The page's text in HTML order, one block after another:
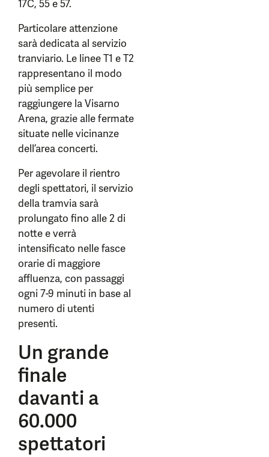
17C, 55 e 57.
Particolare attenzione
sarà dedicata al servizio
tranviario. Le linee T1 e T2
rappresentano il modo
più semplice per
raggiungere la Visarno
Arena, grazie alle fermate
situate nelle vicinanze
dell’area concerti.
Per agevolare il rientro
degli spettatori, il servizio
della tramvia sarà
prolungato fino alle 2 di
notte e verrà
intensificato nelle fasce
orarie di maggiore
affluenza, con passaggi
ogni 7-9 minuti in base al
numero di utenti
presenti.
Un grande
finale
davanti a
60.000
spettatori